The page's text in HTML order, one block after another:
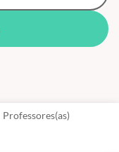
Professores(as)